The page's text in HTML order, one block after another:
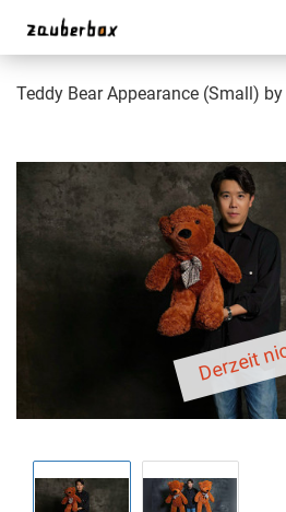
Teddy Bear Appearance (Small)
Derzeit